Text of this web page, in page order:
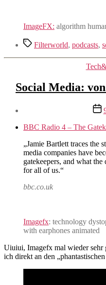
ImageFX: algorithm
Schlagwörter
Filterworld, podcasts,
Social Media:
BBC Radio 4 – The
„Jamie Bartlett traces the
media companies have
gatekeepers, and what
for all of us.“
bbc.co.uk
Imagefx: technology
with earphones animated
Uiuiui, Imagefx mal wieder sehr
ich direkt an den